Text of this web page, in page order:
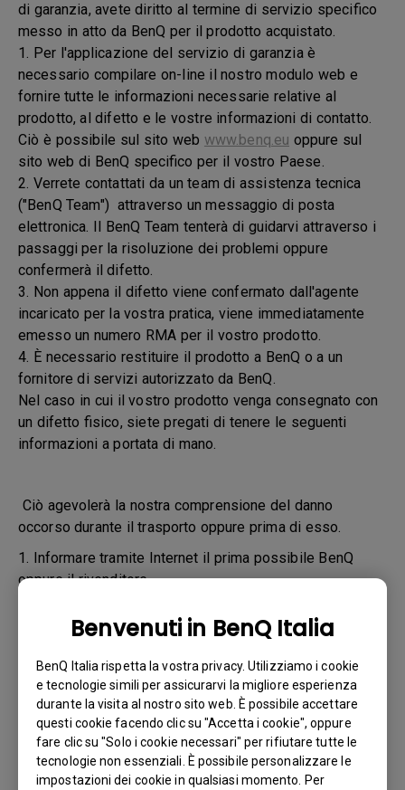
Benvenuti in BenQ Italia
BenQ Italia rispetta la vostra privacy. Utilizziamo i cookie
e tecnologie simili per assicurarvi la migliore esperienza
durante la visita al nostro sito web. È possibile accettare
questi cookie facendo clic su "Accetta i cookie", oppure
fare clic su "Solo i cookie necessari" per rifiutare tutte le
tecnologie non essenziali. È possibile personalizzare le
impostazioni dei cookie in qualsiasi momento. Per
di garanzia, avete diritto al termine di servizio specifico
messo in atto da BenQ per il prodotto acquistato.
1. Per l'applicazione del servizio di garanzia è
necessario compilare on-line il nostro modulo web e
fornire tutte le informazioni necessarie relative al
prodotto, al difetto e le vostre informazioni di contatto.
Ciò è possibile sul sito web www.benq.eu oppure sul
sito web di BenQ specifico per il vostro Paese.
2. Verrete contattati da un team di assistenza tecnica
("BenQ Team") attraverso un messaggio di posta
elettronica. Il BenQ Team tenterà di guidarvi attraverso i
passaggi per la risoluzione dei problemi oppure
confermerà il difetto.
3. Non appena il difetto viene confermato dall'agente
incaricato per la vostra pratica, viene immediatamente
emesso un numero RMA per il vostro prodotto.
4. È necessario restituire il prodotto a BenQ o a un
fornitore di servizi autorizzato da BenQ.
Nel caso in cui il vostro prodotto venga consegnato con
un difetto fisico, siete pregati di tenere le seguenti
informazioni a portata di mano.
Ciò agevolerà la nostra comprensione del danno
occorso durante il trasporto oppure prima di esso.
1. Informare tramite Internet il prima possibile BenQ
oppure il rivenditore
a. del materiale di imballaggio (interno ed esterno)
b. del danno fisico
3. Tenere la fattura e la bolla di consegna a portata di
mano
4. Non utilizzare il prodotto, poiché potrebbero essere
valutate le ore di utilizzo.